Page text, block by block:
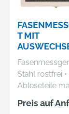
T MIT
RE MESS-
SCHIENE HP
PREISSER
Stahl rostfrei •
Ableseteile
verchromt • Mit
Preis auf